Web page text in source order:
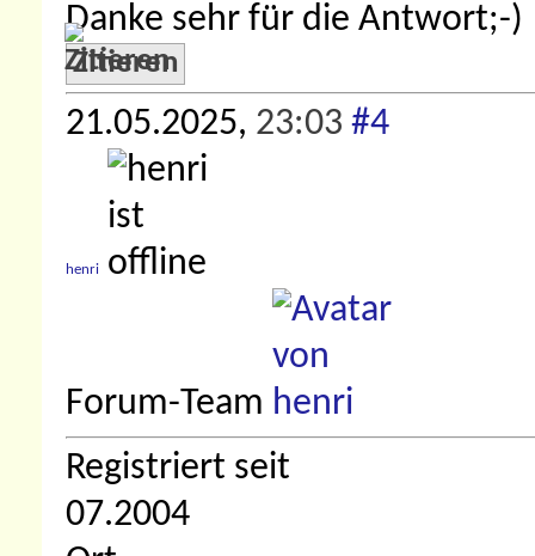
Danke sehr für die Antwort;-)
Zitieren
21.05.2025, 23:03 #4
henri
Forum-Team
Registriert seit
07.2004